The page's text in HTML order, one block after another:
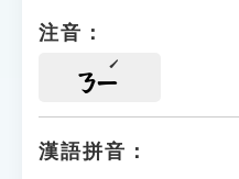
注音：
ㄋㄧ
漢語拼音：